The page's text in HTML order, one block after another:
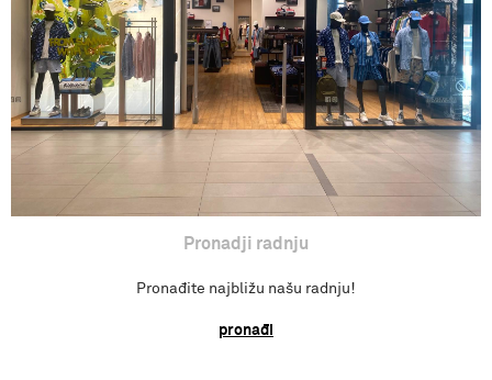
Pronađi radnju
Pronadji radnju
Pronađite najbližu našu radnju!
pronađi